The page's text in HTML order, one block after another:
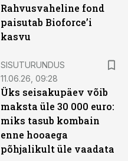
Rahvusvaheline fond
paisutab Bioforce’i
kasvu
SISUTURUNDUS
11.06.26, 09:28
Üks seisakupäev võib
maksta üle 30 000 euro:
miks tasub kombain
enne hooaega
põhjalikult üle vaadata